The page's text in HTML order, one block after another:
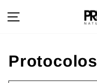
directamente
Protocolos